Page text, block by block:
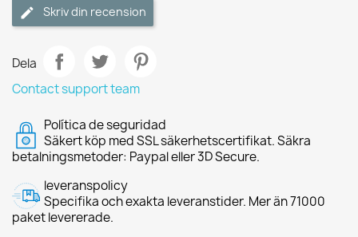
Skriv din recension
Dela
Contact support team
Política de seguridad
Säkert köp med SSL säkerhetscertifikat. Säkra
betalningsmetoder: Paypal eller 3D Secure.
leveranspolicy
Specifika och exakta leveranstider. Mer än 71000
paket levererade.